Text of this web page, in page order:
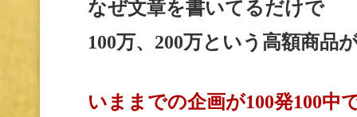
なぜ文章を書いてるだけで
100万、200万という高額商品
いままでの企画が100発100中